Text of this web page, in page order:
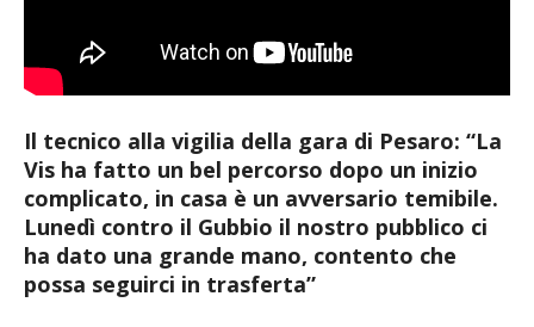
Il tecnico alla vigilia della gara di Pesaro: “La
Vis ha fatto un bel percorso dopo un inizio
complicato, in casa è un avversario temibile.
Lunedì contro il Gubbio il nostro pubblico ci
ha dato una grande mano, contento che
possa seguirci in trasferta”